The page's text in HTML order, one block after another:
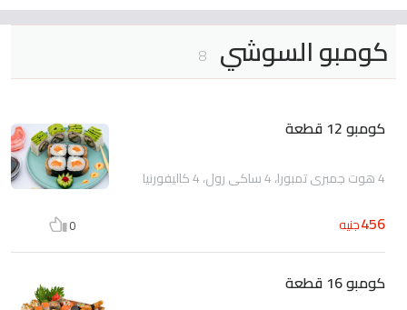
كومبو السوشي 8
كومبو 12 قطعة
4 هوت جمبري تمبورا، 4 ساكي رول، 4 كاليفورنيا
456جنيه 0
كومبو 16 قطعة